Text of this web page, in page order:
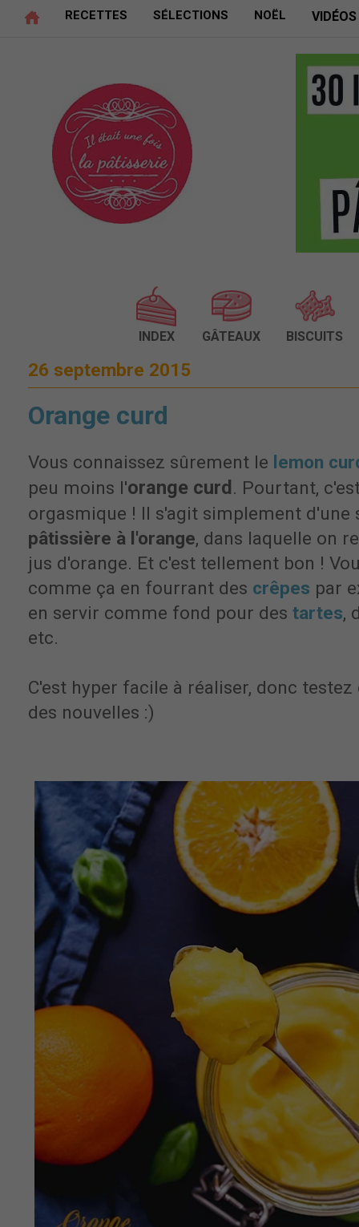
RECETTES SÉLECTIONS NOËL VIDÉOS
INDEX GÂTEAUX BISCUITS
26 septembre 2015
Orange curd
Vous connaissez sûrement le lemon
peu moins l'orange curd . Pourtant,
orgasmique ! Il s'agit simplement
pâtissière à l'orange, dans laquelle on
jus d'orange. Et c'est tellement bon !
comme ça en fourrant des crêpes par
en servir comme fond pour des tartes,
etc.
C'est hyper facile à réaliser, donc
des nouvelles :)